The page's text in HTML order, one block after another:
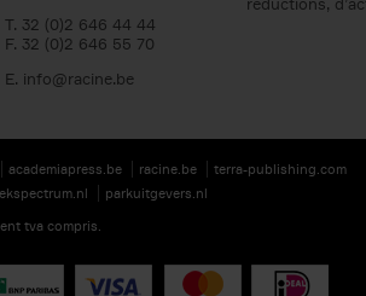
T. 32 (0)2 646 44 44
F. 32 (0)2 646 55 70
E. info@racine.be
academiapress.be racine.be
terra-publishing.com
parkuitgevers.nl
tva compris.